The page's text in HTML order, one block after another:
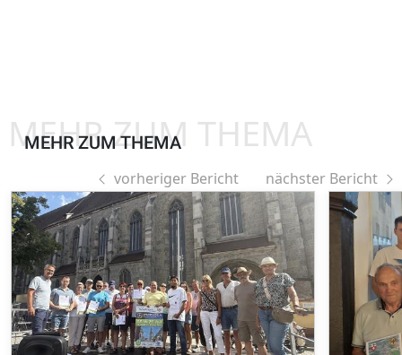
MEHR ZUM THEMA
MEHR ZUM THEMA
vorheriger Bericht nächster Bericht